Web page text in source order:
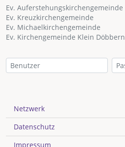
Ev. Auferstehungskirchengemeinde
Ev. Kreuzkirchengemeinde
Ev. Michaelkirchengemeinde
Ev. Kirchengemeinde Klein Döbbern
Netzwerk
Datenschutz
Impressum